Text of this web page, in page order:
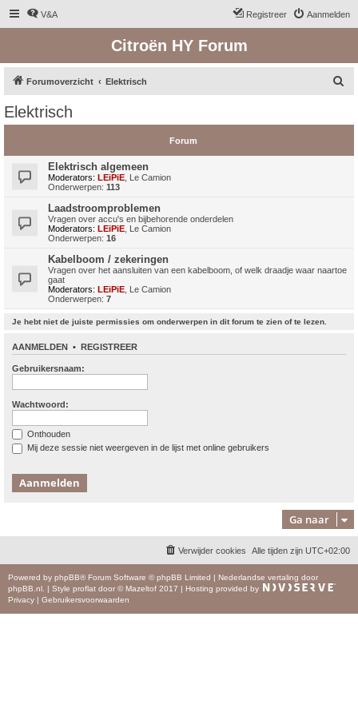
V&A Aanmelden
Registreer
Citroën HY Forum
Forumoverzicht Elektrisch
Elektrisch
Forum
Elektrisch algemeen
Moderators: LEiPiE Le Camion
Onderwerpen: 113
Laadstroomproblemen
Vragen over accu's en bijbehorende onderdelen
Moderators: LEiPiE Le Camion
Onderwerpen: 16
Kabelboom / zekeringen
Vragen over het aansluiten van een kabelboom, of welk draadje waar naartoe
gaat
Moderators: LEiPiE Le Camion
Onderwerpen: 7
Je hebt niet de juiste permissies om onderwerpen in dit forum te zien of te lezen.
AANMELDEN • REGISTREER
Gebruikersnaam:
Wachtwoord:
Onthouden
Mij deze sessie niet weergeven in de lijst met online gebruikers
Ga naar
Alle tijden zijn UTC+02:00
Verwijder cookies
Powered by phpBB® Forum Software © phpBB Limited | Nederlandse vertaling door
phpBB.nl
| Style proflat door © Mazeltof 2017 | Hosting provided by
Privacy | Gebruikersvoorwaarden